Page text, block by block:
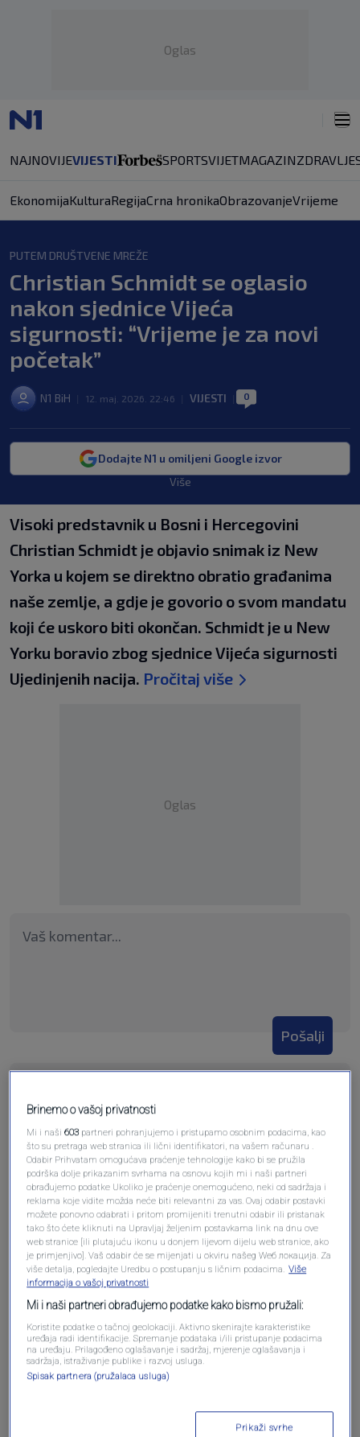
Oglas
NAJNOVIJEVIJESTI SPORTSVIJETMAGAZINZDRAVLJE
EkonomijaKulturaRegijaCrna hronikaObrazovanjeVrijeme
PUTEM DRUŠTVENE MREŽE
Christian Schmidt se oglasio
nakon sjednice Vijeća
sigurnosti: “Vrijeme je za novi
početak”
N1 BiH 12. maj. 2026. 22:46 VIJESTI 0
Dodajte N1 u omiljeni Google izvor
Više
Visoki predstavnik u Bosni i Hercegovini
Christian Schmidt je objavio snimak iz New
Yorka u kojem se direktno obratio građanima
naše zemlje, a gdje je govorio o svom mandatu
koji će uskoro biti okončan. Schmidt je u New
Yorku boravio zbog sjednice Vijeća sigurnosti
Ujedinjenih nacija. Pročitaj više
Oglas
Pošalji
Pošalji komentar
Oglas
Brinemo o vašoj privatnosti
Mi i naši603 partneri pohranjujemo i pristupamo osobnim podacima, kao
što su pretraga web stranica ili lični identifikatori, na vašem računaru .
Odabir Prihvatam omogućava praćenje tehnologije kako bi se pružila
podrška dolje prikazanim svrhama na osnovu kojih mi i naši partneri
obrađujemo podatke Ukoliko je praćenje onemogućeno, neki od sadržaja i
reklama koje vidite možda neće biti relevantni za vas. Ovaj odabir postavki
možete ponovno odabrati i pritom promijeniti trenutni odabir ili pristanak
tako što ćete kliknuti na Upravljaj željenim postavkama link na dnu ove
web stranice [ili plutajuću ikonu u donjem lijevom dijelu web stranice, ako
je primjenjivo]. Vaš odabir će se mijenjati u okviru našeg Wеб локација. Za
više detalja, pogledajte Uredbu o postupanju s ličnim podacima. Više
informacija o vašoj privatnosti
Mi i naši partneri obrađujemo podatke kako bismo pružali:
Koristite podatke o tačnoj geolokaciji. Aktivno skenirajte karakteristike
uređaja radi identifikacije. Spremanje podataka i/ili pristupanje podacima
na uređaju. Prilagođeno oglašavanje i sadržaj, mjerenje oglašavanja i
sadržaja, istraživanje publike i razvoj usluga.
Spisak partnera (pružalaca usluga)
Prikaži svrhe